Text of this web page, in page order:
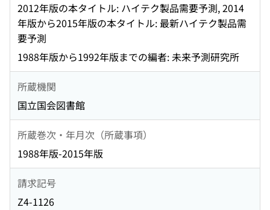
2012年版の本タイトル: ハイテク製品需要予測, 2014
年版から2015年版の本タイトル: 最新ハイテク製品需
要予測
1988年版から1992年版までの編者: 未来予測研究所
所蔵機関
国立国会図書館
所蔵巻次・年月次（所蔵事項）
1988年版-2015年版
請求記号
Z4-1126